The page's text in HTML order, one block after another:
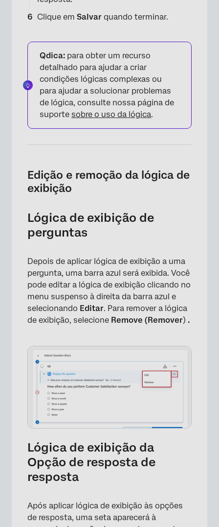
Clique em Salvar quando terminar.
Qdica: para obter um recurso
detalhado para ajudar a criar
condições lógicas complexas ou
para ajudar a solucionar problemas
de lógica, consulte nossa página de
suporte sobre o uso da lógica.
Edição e remoção da lógica de
exibição
Lógica de exibição de
perguntas
Depois de aplicar lógica de exibição a uma
pergunta, uma barra azul será exibida. Você
pode editar a lógica de exibição clicando no
menu suspenso à direita da barra azul e
selecionando Editar. Para remover a lógica
de exibição, selecione Remove (Remover) .
Lógica de exibição da
Opção de resposta de
resposta
Após aplicar lógica de exibição às opções
de resposta, uma seta aparecerá à